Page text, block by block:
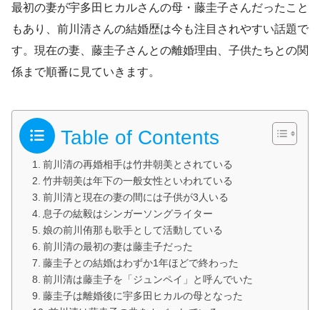
最初の妻が宇多田ヒカルさんの母・藤圭子さんだったこと
もあり、前川清さんの結婚歴は今も注目されやすい話題で
す。現在の妻、藤圭子さんとの離婚理由、子供たちとの関
係まで順番に見ていきます。
Table of Contents
前川清の再婚相手は竹井朝美とされている
竹井朝美は年下の一般女性といわれている
前川清と現在の妻の間には子供が3人いる
息子の紘毅はシンガーソングライター
娘の前川侑那も歌手として活動している
前川清の最初の妻は藤圭子だった
藤圭子との結婚はわずか1年ほどで終わった
前川清は藤圭子を「ジュンペイ」と呼んでいた
藤圭子は離婚後に宇多田ヒカルの母となった